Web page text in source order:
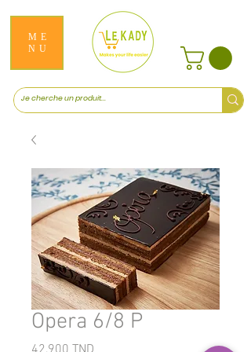
ME
NU
Opera 6/8 P